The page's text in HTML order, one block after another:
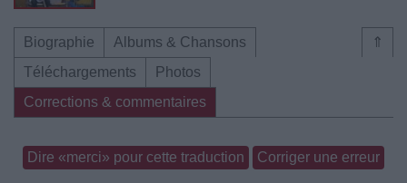
⇑
Biographie
Albums & Chansons
Téléchargements
Photos
Corrections & commentaires
Dire «merci» pour cette traduction Corriger une erreur